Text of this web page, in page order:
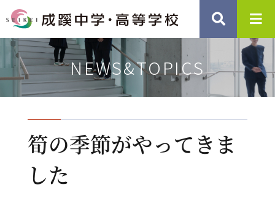
NEWS&TOPICS
筍の季節がやってきま
した